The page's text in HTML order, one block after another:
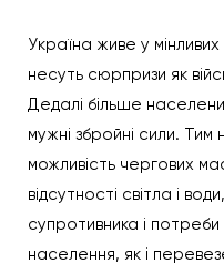
Україна живе у
несуть сюрпризи як
Дедалі більше
мужні збройні сили.
можливість чергових
відсутності світла і
супротивника і потреби
населення, як і